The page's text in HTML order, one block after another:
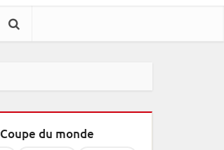
Coupe du monde